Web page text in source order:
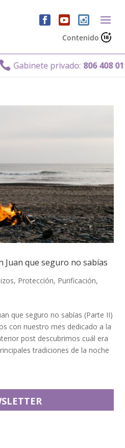
Contenido
Gabinete privado: 806 408 011
Juan que seguro no sabías
, Protección, Purificación,
que seguro no sabías (Parte II)
con nuestro mes dedicado a la
post descubrimos cuál era
tradiciones de la noche